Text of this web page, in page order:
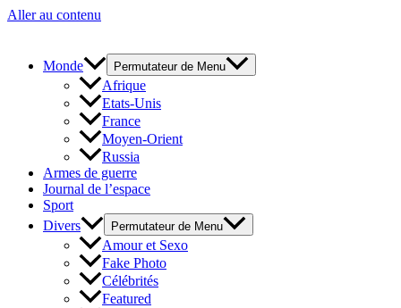
Aller au contenu
Monde Permutateur de Menu
Afrique
Etats-Unis
France
Moyen-Orient
Russia
Armes de guerre
Journal de l’espace
Sport
Divers
Permutateur de Menu
Amour et Sexo
Fake Photo
Célébrités
Featured